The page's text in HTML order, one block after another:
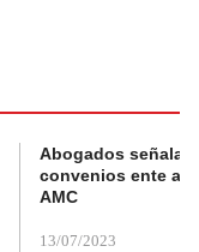
Abogados
convenios ente
AMC
13/07/2023